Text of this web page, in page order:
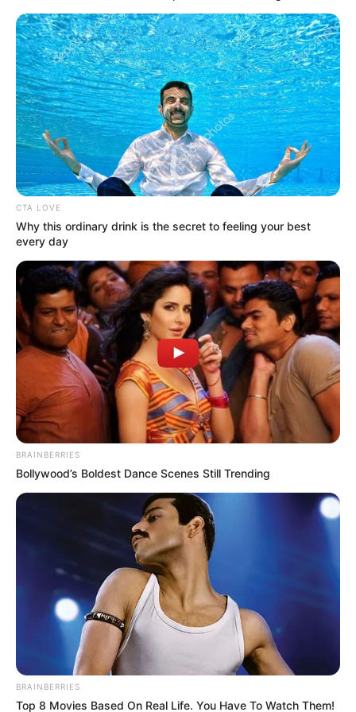
EnAlerta Bogotále compartimos los lugares más
emblemáticos que puede visitar en esteimportante
municipio de Cundinamarca.
La principal razón por la que familias, parejas y amigos
van aMesitas de Colegio tiene que ver con irse a echar
un chapuzón, pues en este territorio hay varios hoteles
que prestas este servicio.
Le puede interesar:Planes en Tenjo: qué hay pa' hacer y
Iglesia Nuestra Señora del Rosario
Al pasar por el parque principal, como es tradición desde
España se encuentra la alcaldía municipal y el templo de
Dios, que en el caso deMesitas del Colegiofue
construido en 1994 y es regido por la
Diósesis de
Girardot (Cundinamarca).
CTA LOVE
Why this ordinary drink is the secret to feeling your best
every day
BRAINBERRIES
Bollywood’s Boldest Dance Scenes Still Trending
BRAINBERRIES
Top 8 Movies Based On Real Life. You Have To Watch Them!